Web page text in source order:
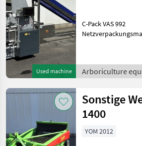
Used machine
C-Pack VAS 992
eine C-Pack VAS 992
vollautomatische
Baujahr 20
Arboriculture
Sonstige
1400
YOM 2012